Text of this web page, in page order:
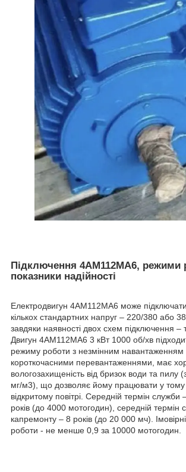
Підключення 4АМ112МА6, режими
показники надійності
Електродвигун 4АМ112МА6 може
кількох стандартних напруг – 220/380 або
завдяки наявності двох схем підключення –
Двигун 4АМ112МА6 3 кВт 1000 об/хв
режиму роботи з незмінним навантаженням
короткочасними перевантаженнями, має
вологозахищеність від бризок води та пилу
мг/м3), що дозволяє йому працювати у тому
відкритому повітрі. Середній термін
років (до 4000 мотогодин), середній термін
капремонту – 8 років (до 20 000 мч).
роботи - не менше 0,9 за 10000 мотогодин.